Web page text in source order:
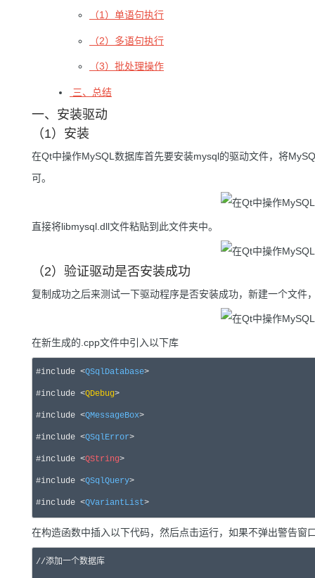
（1）单语句执行
（2）多语句执行
（3）批处理操作
三、总结
一、安装驱动
（1）安装
在Qt中操作MySQL数据库首先要安装mysql的驱动文件，将
可。
直接将libmysql.dll文件粘贴到此文件夹中。
（2）验证驱动是否安装成功
复制成功之后来测试一下驱动程序是否安装成功，新建一个文件
在新生成的.cpp文件中引入以下库
#include <QSqlDatabase>
#include <QDebug>
#include <QMessageBox>
#include <QSqlError>
#include <QString>
#include <QSqlQuery>
#include <QVariantList>
在构造函数中插入以下代码，然后点击运行，如果不弹出警告窗
//添加一个数据库